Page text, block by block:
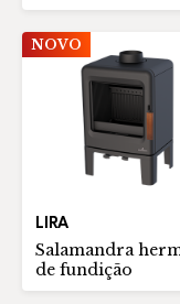
NOVO
LIRA
Salamandra
de fundição